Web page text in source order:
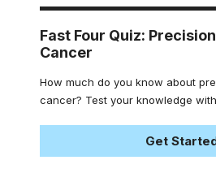
Fast Four Quiz:
Cancer
How much do you know about
cancer? Test your knowledge
Get